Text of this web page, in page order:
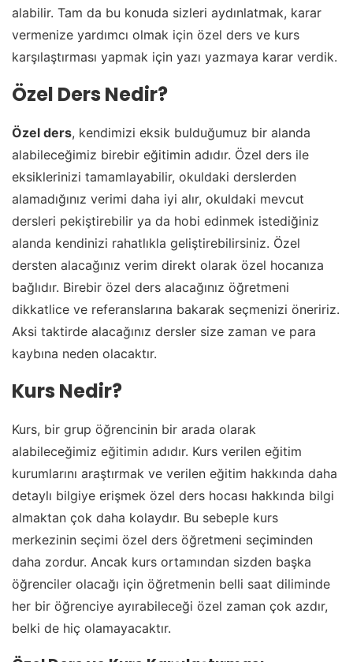
alabilir. Tam da bu konuda sizleri aydınlatmak, karar
vermenize yardımcı olmak için özel ders ve kurs
karşılaştırması yapmak için yazı yazmaya karar verdik.
Özel Ders Nedir?
Özel ders, kendimizi eksik bulduğumuz bir alanda
alabileceğimiz birebir eğitimin adıdır. Özel ders ile
eksiklerinizi tamamlayabilir, okuldaki derslerden
alamadığınız verimi daha iyi alır, okuldaki mevcut
dersleri pekiştirebilir ya da hobi edinmek istediğiniz
alanda kendinizi rahatlıkla geliştirebilirsiniz. Özel
dersten alacağınız verim direkt olarak özel hocanıza
bağlıdır. Birebir özel ders alacağınız öğretmeni
dikkatlice ve referanslarına bakarak seçmenizi öneririz.
Aksi taktirde alacağınız dersler size zaman ve para
kaybına neden olacaktır.
Kurs Nedir?
Kurs, bir grup öğrencinin bir arada olarak
alabileceğimiz eğitimin adıdır. Kurs verilen eğitim
kurumlarını araştırmak ve verilen eğitim hakkında daha
detaylı bilgiye erişmek özel ders hocası hakkında bilgi
almaktan çok daha kolaydır. Bu sebeple kurs
merkezinin seçimi özel ders öğretmeni seçiminden
daha zordur. Ancak kurs ortamından sizden başka
öğrenciler olacağı için öğretmenin belli saat diliminde
her bir öğrenciye ayırabileceği özel zaman çok azdır,
belki de hiç olamayacaktır.